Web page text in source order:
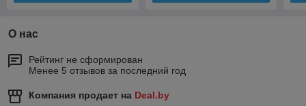
О нас
Рейтинг не сформирован
Менее 5 отзывов за последний год
Компания продает на Deal.by